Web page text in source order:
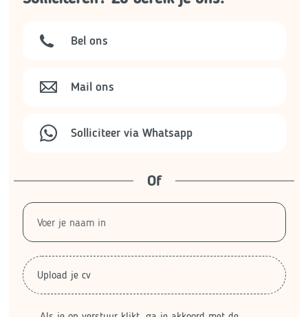
Bel ons
Mail ons
Solliciteer via Whatsapp
Of
Upload je cv